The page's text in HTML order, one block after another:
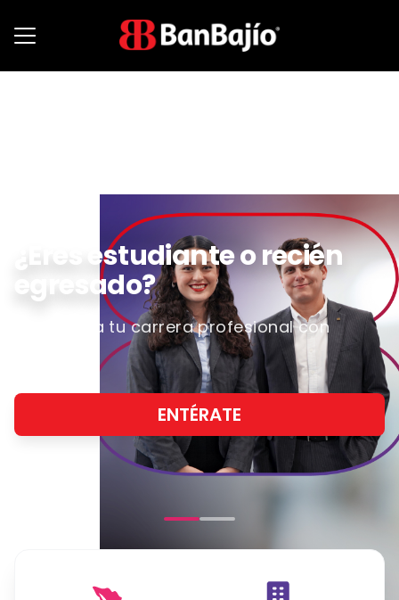
Menú de empleo
¿Eres estudiante orecién
egresado?
¡Comienza tu carrera profesional con
ENTÉRATE